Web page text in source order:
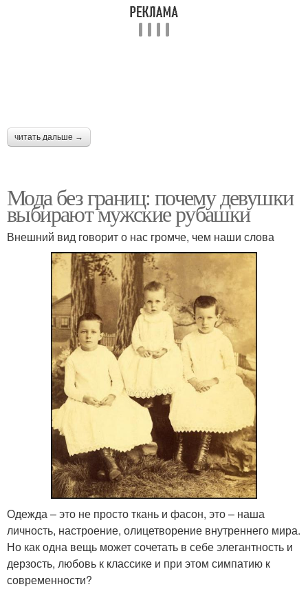
читать дальше →
Мода без границ: почему девушки
выбирают мужские рубашки
Внешний вид говорит о нас громче, чем наши слова
Одежда – это не просто ткань и фасон, это – наша
личность, настроение, олицетворение внутреннего мира.
Но как одна вещь может сочетать в себе элегантность и
дерзость, любовь к классике и при этом симпатию к
современности?